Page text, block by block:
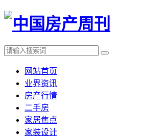
网站首页
业界资讯
房产行情
二手房
家居焦点
家装设计